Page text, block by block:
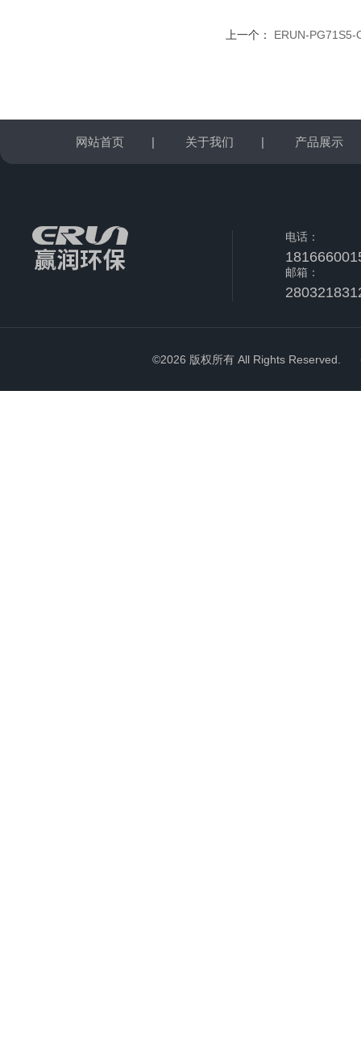
上一个： ERUN-PG71S5-
网站首页 | 关于我们 | 产品展示
电话：
邮箱：
©2026 版权所有 All Rights Reserved.